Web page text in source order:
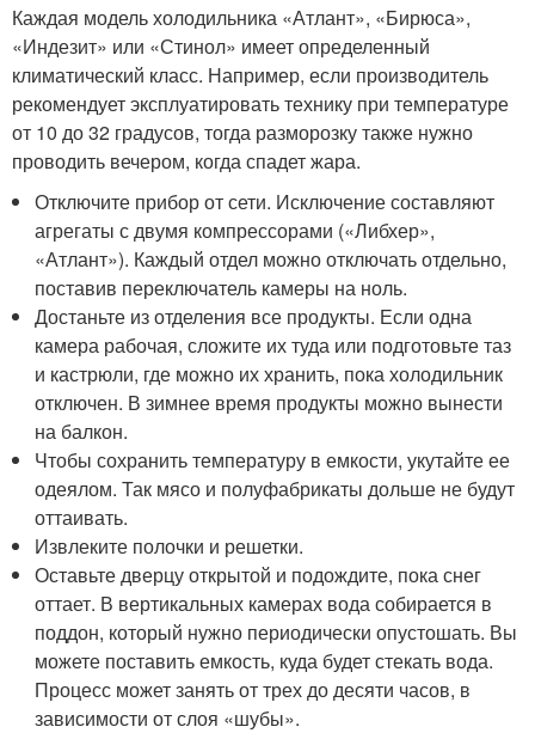
Каждая модель холодильника «Атлант», «Бирюса»,
«Индезит» или «Стинол» имеет определенный
климатический класс. Например, если производитель
рекомендует эксплуатировать технику при температуре
от 10 до 32 градусов, тогда разморозку также нужно
проводить вечером, когда спадет жара.
Отключите прибор от сети. Исключение составляют
агрегаты с двумя компрессорами («Либхер»,
«Атлант»). Каждый отдел можно отключать отдельно,
поставив переключатель камеры на ноль.
Достаньте из отделения все продукты. Если одна
камера рабочая, сложите их туда или подготовьте таз
и кастрюли, где можно их хранить, пока холодильник
отключен. В зимнее время продукты можно вынести
на балкон.
Чтобы сохранить температуру в емкости, укутайте ее
одеялом. Так мясо и полуфабрикаты дольше не будут
оттаивать.
Извлеките полочки и решетки.
Оставьте дверцу открытой и подождите, пока снег
оттает. В вертикальных камерах вода собирается в
поддон, который нужно периодически опустошать. Вы
можете поставить емкость, куда будет стекать вода.
Процесс может занять от трех до десяти часов, в
зависимости от слоя «шубы».